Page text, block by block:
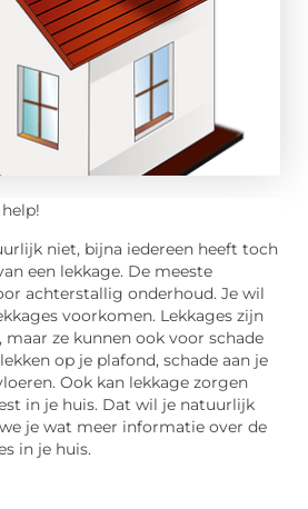
niet, bijna iedereen heeft toch
een lekkage. De meeste
achterstallig onderhoud. Je wil
voorkomen. Lekkages zijn
maar ze kunnen ook voor schade
op je plafond, schade aan je
Ook kan lekkage zorgen
in je huis. Dat wil je natuurlijk
je wat meer informatie over de
in je huis.